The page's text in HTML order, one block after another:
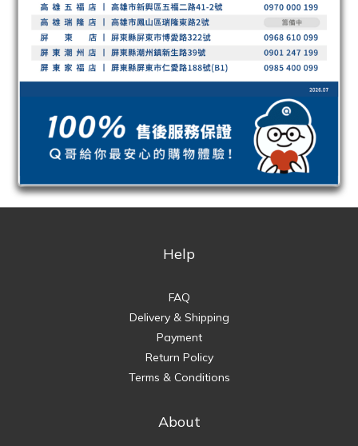
Help
FAQ
Delivery & Shipping
Payment
Return Policy
Terms & Conditions
About